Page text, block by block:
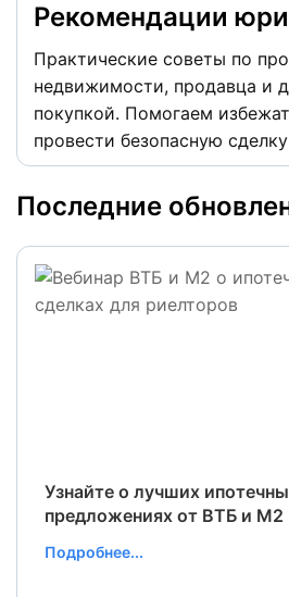
Рекомендации
Практические советы по
недвижимости, продавца и
покупкой. Помогаем
провести безопасную сделку
Последние
Узнайте о лучших
предложениях от ВТБ и М2
Подробнее...